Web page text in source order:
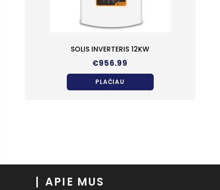
SOLIS INVERTERIS 12KW
€956.99
PLAČIAU
APIE MUS